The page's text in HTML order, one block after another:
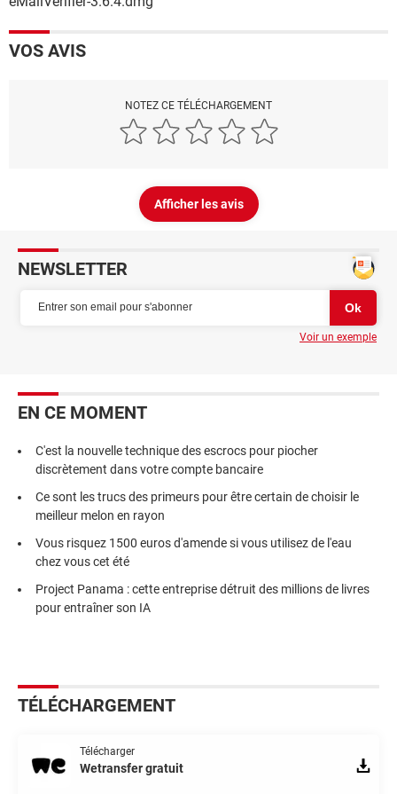
VOS AVIS
NOTEZ CE TÉLÉCHARGEMENT
Afficher les avis
NEWSLETTER
Voir un exemple
EN CE MOMENT
C'est la nouvelle technique des escrocs pour piocher
discrètement dans votre compte bancaire
Ce sont les trucs des primeurs pour être certain de choisir le
meilleur melon en rayon
Vous risquez 1500 euros d'amende si vous utilisez de l'eau
chez vous cet été
Project Panama : cette entreprise détruit des millions de livres
pour entraîner son IA
TÉLÉCHARGEMENT
Télécharger
Wetransfer gratuit